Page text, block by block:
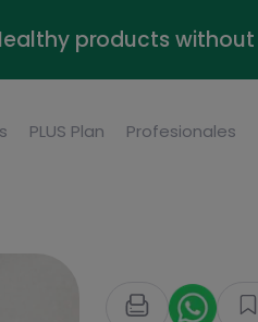
products
PLUS Plan Profesionales